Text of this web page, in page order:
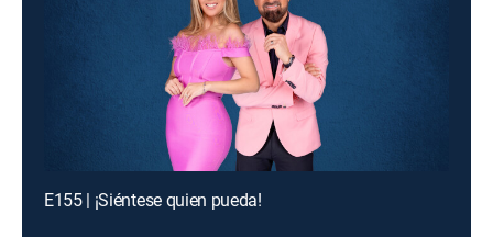
E155 | ¡Siéntese quien pueda!